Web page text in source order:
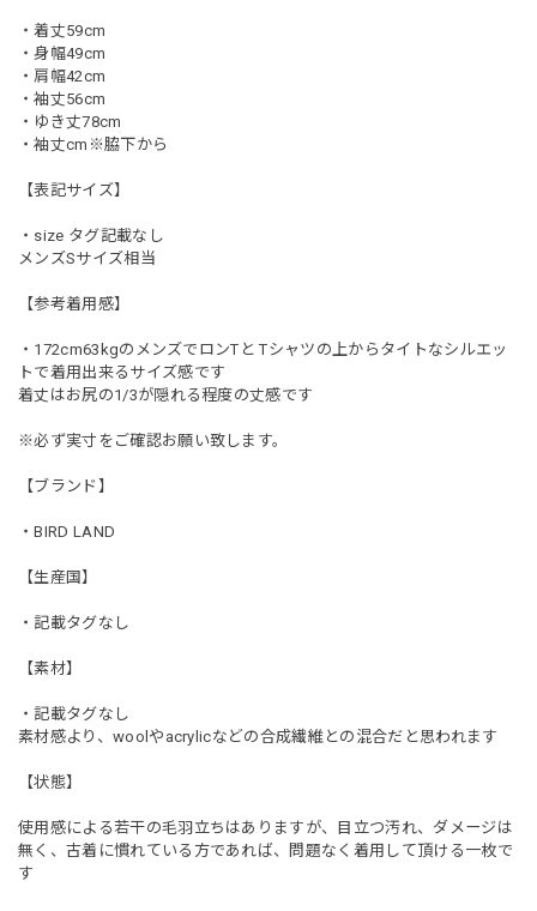
・着丈59cm
・身幅49cm
・肩幅42cm
・袖丈56cm
・ゆき丈78cm
・袖丈cm※脇下から
【表記サイズ】
・size タグ記載なし
メンズSサイズ相当
【参考着用感】
・172cm63kgのメンズでロンTと Tシャツの上からタイトなシルエッ
トで着用出来るサイズ感です
着丈はお尻の1/3が隠れる程度の丈感です
※必ず実寸をご確認お願い致します。
【ブランド】
・BIRD LAND
【生産国】
・記載タグなし
【素材】
・記載タグなし
素材感より、woolやacrylicなどの合成繊維との混合だと思われます
【状態】
使用感による若干の毛羽立ちはありますが、目立つ汚れ、ダメージは
無く、古着に慣れている方であれば、問題なく着用して頂ける一枚で
す